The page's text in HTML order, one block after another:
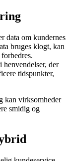
data om kundernes
bruges klogt, kan
henvendelser, der
tidspunkter,
kan virksomheder
smidig og